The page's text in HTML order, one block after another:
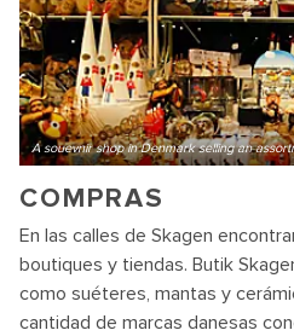
A souevnir shop in Denmark selling an
COMPRAS
En las calles de Skagen
boutiques y tiendas. Butik
como suéteres, mantas y
cantidad de marcas danesas